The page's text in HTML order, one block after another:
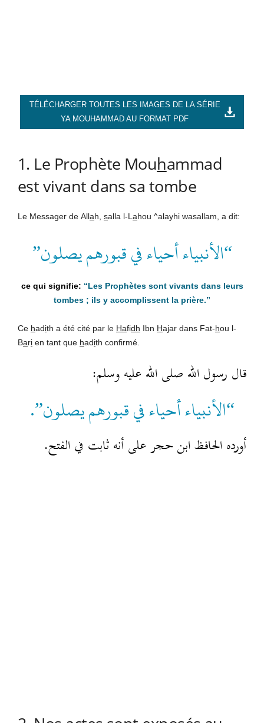
TÉLÉCHARGER TOUTES LES IMAGES DE LA SÉRIE
YA MOUHAMMAD AU FORMAT PDF
1. Le Prophète Mouhammad
est vivant dans sa tombe
Le Messager de Allah salla l-L ahou ^alayhi wasallam, a dit:
“الأنبياء أحياء في قبورهم يصلون”
“Les Prophètes sont vivants dans leurs
tombes ; ils y accomplissent la prière.”
Ce hadith a été cité par le Hafidh Ibn Hajar dans Fat-hou l-
Bari en tant que hadith confirmé.
قال رسول الله صلى الله عليه وسلم:
“الأنبياء أحياء في قبورهم يصلون”.
أورده الحافظ ابن حجر على أنه ثابت في الفتح.